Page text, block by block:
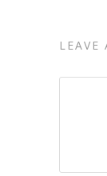
LEAVE